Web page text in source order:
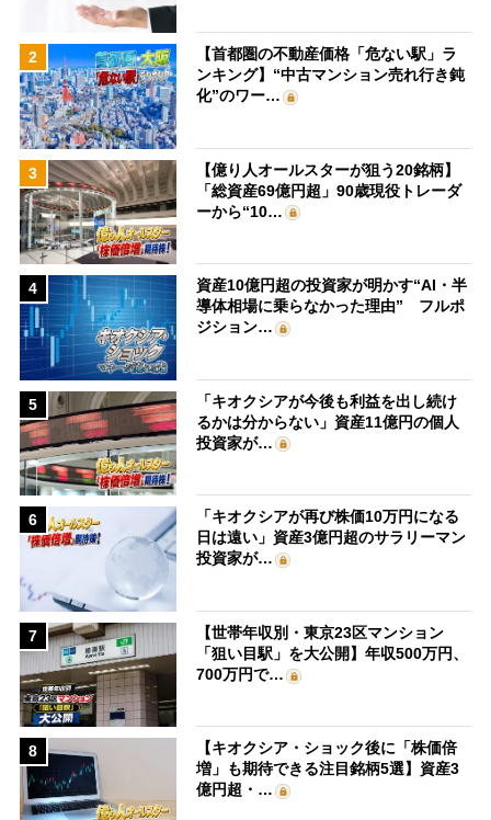
2
【首都圏の不動産価格「危ない駅」ラ
ンキング】“中古マンション売れ行き鈍
化”のワー…
3
【億り人オールスターが狙う20銘柄】
「総資産69億円超」90歳現役トレーダ
ーから“10…
4
資産10億円超の投資家が明かす“AI・半
導体相場に乗らなかった理由” フルポ
ジション…
5
「キオクシアが今後も利益を出し続け
るかは分からない」資産11億円の個人
投資家が…
6
「キオクシアが再び株価10万円になる
日は遠い」資産3億円超のサラリーマン
投資家が…
7
【世帯年収別・東京23区マンション
「狙い目駅」を大公開】年収500万円、
700万円で…
8
【キオクシア・ショック後に「株価倍
増」も期待できる注目銘柄5選】資産3
億円超・…